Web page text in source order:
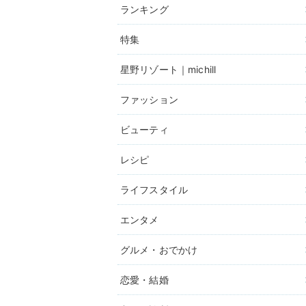
ランキング
特集
星野リゾート｜michill
ファッション
ビューティ
レシピ
ライフスタイル
エンタメ
グルメ・おでかけ
恋愛・結婚